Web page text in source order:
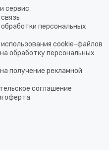
сервис
персональных
cookie-файлов
обработку персональных
получение рекламной
соглашение
оферта